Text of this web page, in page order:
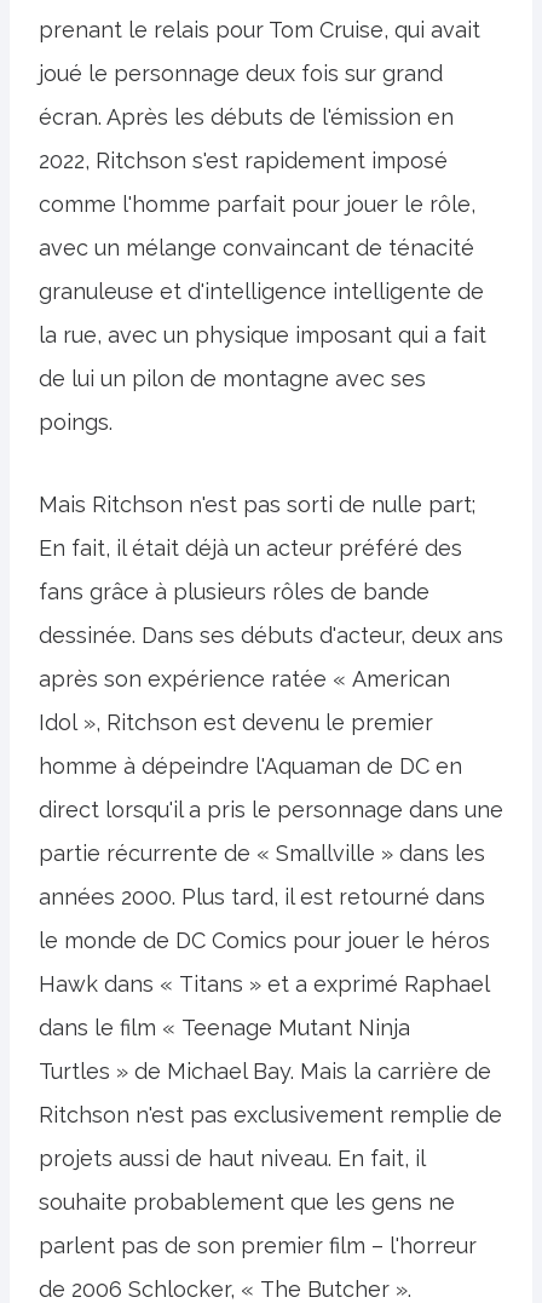
prenant le relais pour Tom Cruise, qui avait
joué le personnage deux fois sur grand
écran. Après les débuts de l'émission en
2022, Ritchson s'est rapidement imposé
comme l'homme parfait pour jouer le rôle,
avec un mélange convaincant de ténacité
granuleuse et d'intelligence intelligente de
la rue, avec un physique imposant qui a fait
de lui un pilon de montagne avec ses
poings.
Mais Ritchson n'est pas sorti de nulle part;
En fait, il était déjà un acteur préféré des
fans grâce à plusieurs rôles de bande
dessinée. Dans ses débuts d'acteur, deux ans
après son expérience ratée « American
Idol », Ritchson est devenu le premier
homme à dépeindre l'Aquaman de DC en
direct lorsqu'il a pris le personnage dans une
partie récurrente de « Smallville » dans les
années 2000. Plus tard, il est retourné dans
le monde de DC Comics pour jouer le héros
Hawk dans « Titans » et a exprimé Raphael
dans le film « Teenage Mutant Ninja
Turtles » de Michael Bay. Mais la carrière de
Ritchson n'est pas exclusivement remplie de
projets aussi de haut niveau. En fait, il
souhaite probablement que les gens ne
parlent pas de son premier film – l'horreur
de 2006 Schlocker, « The Butcher ».